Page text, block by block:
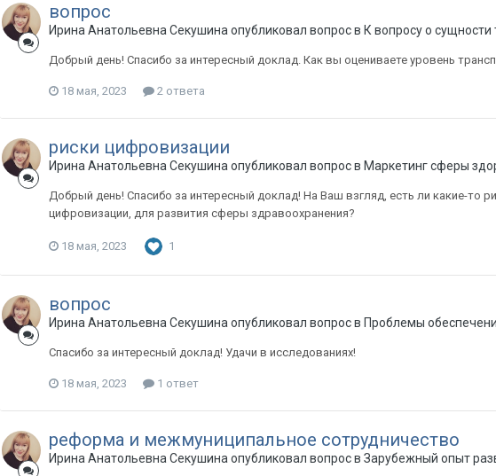
вопрос
Ирина Анатольевна Секушина опубликовал вопрос в К вопросу о сущности
Добрый день! Спасибо за интересный доклад. Как вы оцениваете уровень
18 мая, 2023 2 ответа
риски цифровизации
Ирина Анатольевна Секушина опубликовал вопрос в Маркетинг сферы
Добрый день! Спасибо за интересный доклад! На Ваш взгляд, есть ли какие-то
цифровизации, для развития сферы здравоохранения?
18 мая, 2023 1
вопрос
Ирина Анатольевна Секушина опубликовал вопрос в Проблемы
Спасибо за интересный доклад! Удачи в исследованиях!
18 мая, 2023 1 ответ
реформа и межмуниципальное сотрудничество
Ирина Анатольевна Секушина опубликовал вопрос в Зарубежный опыт